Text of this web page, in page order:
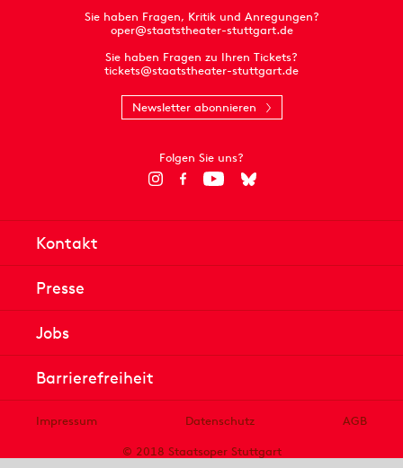
Sie haben Fragen, Kritik und Anregungen?
oper@staatstheater-stuttgart.de
Sie haben Fragen zu Ihren Tickets?
tickets@staatstheater-stuttgart.de
Newsletter abonnieren
Folgen Sie uns?
Kontakt
Presse
Jobs
Barrierefreiheit
Impressum Datenschutz
AGB
© 2018 Staatsoper Stuttgart